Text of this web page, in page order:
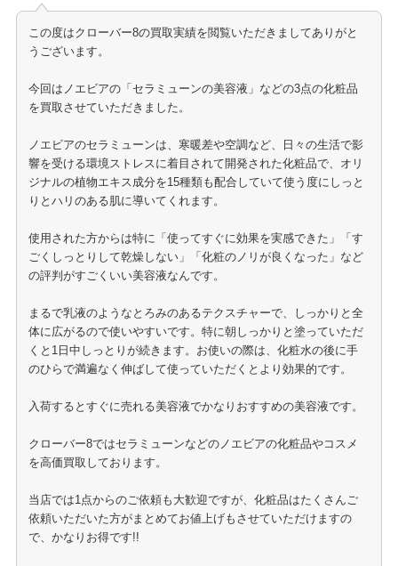
この度はクローバー8の買取実績を閲覧いただきましてありがと
うございます。
今回はノエビアの「セラミューンの美容液」などの3点の化粧品
を買取させていただきました。
ノエビアのセラミューンは、寒暖差や空調など、日々の生活で影
響を受ける環境ストレスに着目されて開発された化粧品で、オリ
ジナルの植物エキス成分を15種類も配合していて使う度にしっと
りとハリのある肌に導いてくれます。
使用された方からは特に「使ってすぐに効果を実感できた」「す
ごくしっとりして乾燥しない」「化粧のノリが良くなった」など
の評判がすごくいい美容液なんです。
まるで乳液のようなとろみのあるテクスチャーで、しっかりと全
体に広がるので使いやすいです。特に朝しっかりと塗っていただ
くと1日中しっとりが続きます。お使いの際は、化粧水の後に手
のひらで満遍なく伸ばして使っていただくとより効果的です。
入荷するとすぐに売れる美容液でかなりおすすめの美容液です。
クローバー8ではセラミューンなどのノエビアの化粧品やコスメ
を高価買取しております。
当店では1点からのご依頼も大歓迎ですが、化粧品はたくさんご
依頼いただいた方がまとめてお値上げもさせていただけますの
で、かなりお得です!!